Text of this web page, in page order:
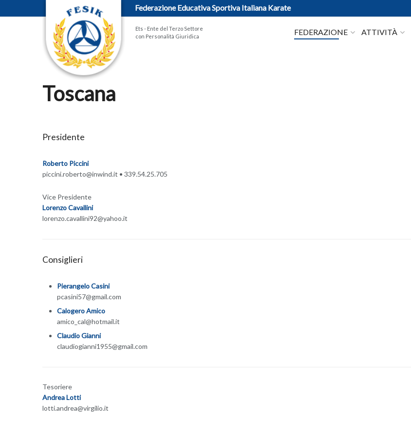
Federazione Educativa Sportiva Italiana Karate
Ets - Ente del Terzo Settore
con Personalità Giuridica
FEDERAZIONE ATTIVITÀ
Toscana
Presidente
Roberto Piccini
piccini.roberto@inwind.it • 339.54.25.705
Vice Presidente
Lorenzo Cavallini
lorenzo.cavallini92@yahoo.it
Consiglieri
Pierangelo Casini
pcasini57@gmail.com
Calogero Amico
amico_cal@hotmail.it
Claudio Gianni
claudiogianni1955@gmail.com
Tesoriere
Andrea Lotti
lotti.andrea@virgilio.it